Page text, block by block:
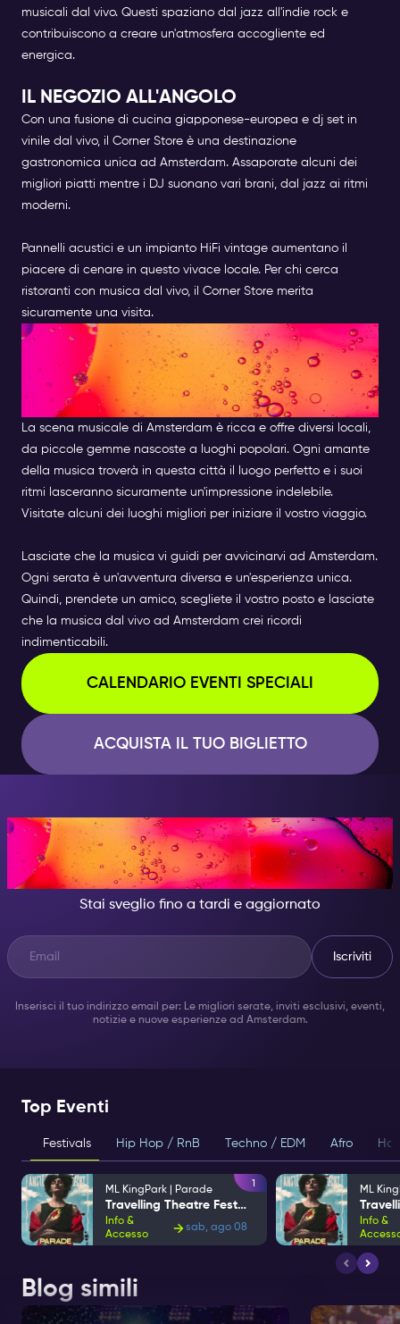
musicali dal vivo. Questi spaziano dal jazz all'indie rock e
contribuiscono a creare un'atmosfera accogliente ed
energica.
IL NEGOZIO ALL'ANGOLO
Con una fusione di cucina giapponese-europea e dj set in
vinile dal vivo, il Corner Store è una destinazione
gastronomica unica ad Amsterdam. Assaporate alcuni dei
migliori piatti mentre i DJ suonano vari brani, dal jazz ai ritmi
moderni.
Pannelli acustici e un impianto HiFi vintage aumentano il
piacere di cenare in questo vivace locale. Per chi cerca
ristoranti con musica dal vivo, il Corner Store merita
sicuramente una visita.
ABBRACCIARE LA MELODIA :
LA VOSTRA SERATA AD
AMSTERDAM
La scena musicale di Amsterdam è ricca e offre diversi locali,
da piccole gemme nascoste a luoghi popolari. Ogni amante
della musica troverà in questa città il luogo perfetto e i suoi
ritmi lasceranno sicuramente un'impressione indelebile.
Visitate alcuni dei luoghi migliori per iniziare il vostro viaggio.
Lasciate che la musica vi guidi per avvicinarvi ad Amsterdam.
Ogni serata è un'avventura diversa e un'esperienza unica.
Quindi, prendete un amico, scegliete il vostro posto e lasciate
che la musica dal vivo ad Amsterdam crei ricordi
indimenticabili.
CALENDARIO EVENTI SPECIALI
ACQUISTA IL TUO BIGLIETTO
DI NOTTE, DIVENTA
QUALCUNO DI GRANDIOSO.
Stai sveglio fino a tardi e aggiornato
Iscriviti
Inserisci il tuo indirizzo email per: Le migliori serate, inviti esclusivi, eventi,
notizie e nuove esperienze ad Amsterdam.
Top Eventi
Festivals Hip Hop / RnB Techno / EDM Afro
ML KingPark | Parade
Travelling Theatre Festival
Info &
Accesso
sab, ago 08
1
ML
Info &
Blog simili